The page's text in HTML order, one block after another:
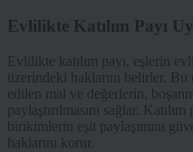
Evlilikte Katılım Payı
Evlilikte katılım payı, eşlerin
üzerindeki haklarını belirler. Bu
edilen mal ve değerlerin,
paylaştırılmasını sağlar.
birikimlerin eşit paylaşımını
haklarını korur.